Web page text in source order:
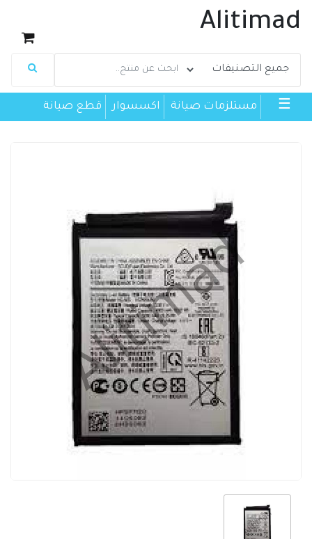
Alitimad
☰ مستلزمات صيانة اكسسوار قطع صيانة